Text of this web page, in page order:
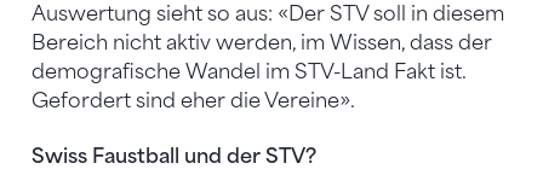
Auswertung sieht so aus: «Der STV soll in diesem
Bereich nicht aktiv werden, im Wissen, dass der
demografische Wandel im STV-Land Fakt ist.
Gefordert sind eher die Vereine».
Swiss Faustball und der STV?